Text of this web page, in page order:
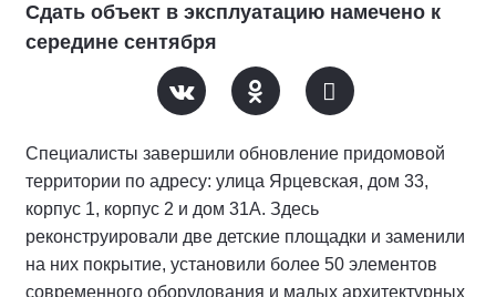
Сдать объект в эксплуатацию намечено к
середине сентября
Специалисты завершили обновление придомовой
территории по адресу: улица Ярцевская, дом 33,
корпус 1, корпус 2 и дом 31А. Здесь
реконструировали две детские площадки и заменили
на них покрытие, установили более 50 элементов
современного оборудования и малых архитектурных